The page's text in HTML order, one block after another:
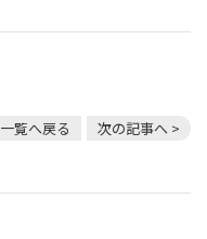
一覧へ戻る 次の記事へ >